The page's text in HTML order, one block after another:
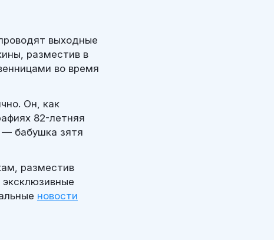
выходные
разместив в
во время
Он, как
82-летняя
бабушка зятя
разместив
эксклюзивные
новости